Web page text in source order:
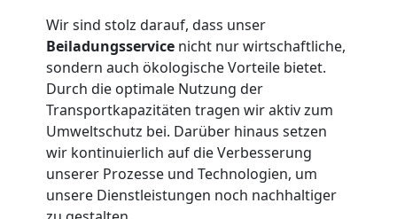
Wir sind stolz darauf, dass unser
Beiladungsservice nicht nur wirtschaftliche,
sondern auch ökologische Vorteile bietet.
Durch die optimale Nutzung der
Transportkapazitäten tragen wir aktiv zum
Umweltschutz bei. Darüber hinaus setzen
wir kontinuierlich auf die Verbesserung
unserer Prozesse und Technologien, um
unsere Dienstleistungen noch nachhaltiger
Wolfsberg
Umzug
für
Senioren